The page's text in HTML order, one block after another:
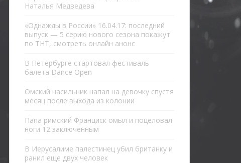
Наталья Медведева
«Однажды в России» 16.04.17: последний
выпуск — 5 серию нового сезона покажут
по ТНТ, смотреть онлайн анонс
В Петербурге стартовал фестиваль
балета Dance Open
Омский насильник напал на девочку спустя
месяц после выхода из колонии
Папа римский Франциск омыл и поцеловал
ноги 12 заключенным
В Иерусалиме палестинец убил британку и
ранил еще двух человек